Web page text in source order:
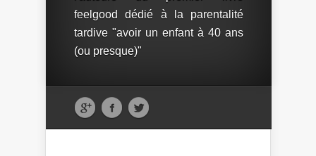
feelgood dédié à la parentalité
tardive "avoir un enfant à 40 ans
(ou presque)"